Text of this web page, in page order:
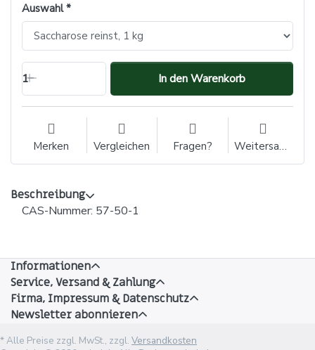
Auswahl
1 In den Warenkorb
Merken Vergleichen Fragen? Weitersagen
Beschreibung
CAS-Nummer: 57-50-1
Informationen
Service, Versand & Zahlung
Firma, Impressum & Datenschutz
Newsletter abonnieren
* Alle Preise zzgl. MwSt., zzgl. Versandkosten